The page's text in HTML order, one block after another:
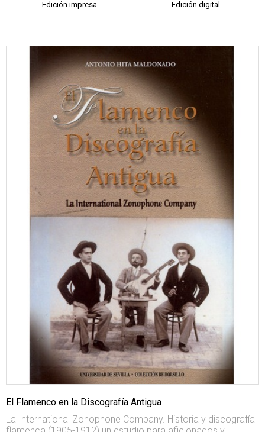
Edición impresa Edición digital
El Flamenco en la Discografía Antigua
La International Zonophone Company. Historia y discografía